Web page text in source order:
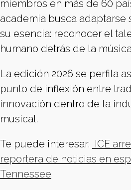
miembros en más de 60
academia busca adaptarse
su esencia: reconocer el
humano detrás de la
La edición 2026 se perfila
punto de inflexión entre
innovación dentro de la
musical.
Te puede interesar: ICE
reportera de noticias en
Tennessee